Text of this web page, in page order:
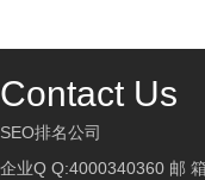
Contact Us
SEO排名公司
企业Q Q:4000340360 邮